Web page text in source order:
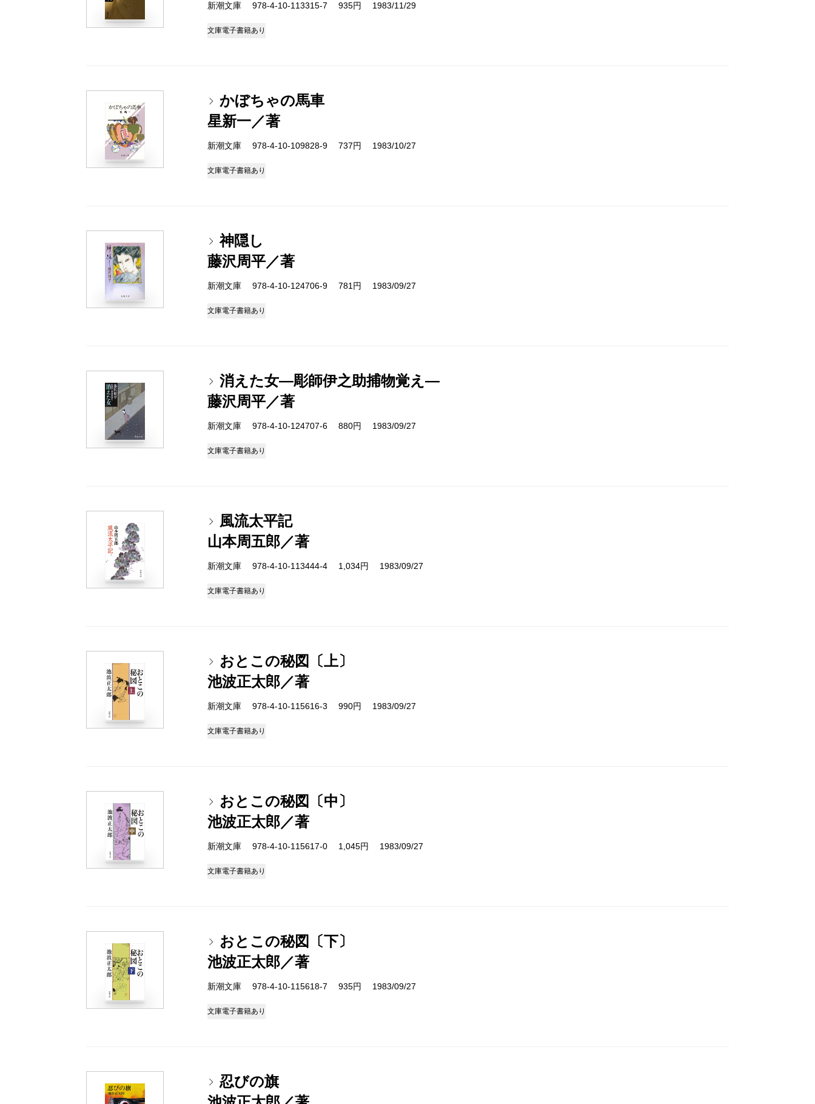
新潮文庫 978-4-10-113315-7 935円 1983/11/29
文庫電子書籍あり
かぼちゃの馬車
星新一／著
新潮文庫 978-4-10-109828-9 737円 1983/10/27
文庫電子書籍あり
神隠し
藤沢周平／著
新潮文庫 978-4-10-124706-9 781円 1983/09/27
文庫電子書籍あり
消えた女―彫師伊之助捕物覚え―
藤沢周平／著
新潮文庫 978-4-10-124707-6 880円 1983/09/27
文庫電子書籍あり
風流太平記
山本周五郎／著
新潮文庫 978-4-10-113444-4 1,034円 1983/09/27
文庫電子書籍あり
おとこの秘図〔上〕
池波正太郎／著
新潮文庫 978-4-10-115616-3 990円 1983/09/27
文庫電子書籍あり
おとこの秘図〔中〕
池波正太郎／著
新潮文庫 978-4-10-115617-0 1,045円 1983/09/27
文庫電子書籍あり
おとこの秘図〔下〕
池波正太郎／著
新潮文庫 978-4-10-115618-7 935円 1983/09/27
文庫電子書籍あり
忍びの旗